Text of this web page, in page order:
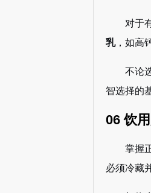
对于
乳，如高
不论
智选择的
06 饮
掌握
必须冷藏